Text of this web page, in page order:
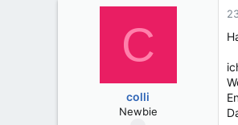
t
C
colli
Newbie